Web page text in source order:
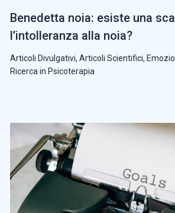
Benedetta noia: esiste una
l’intolleranza alla noia?
Articoli Divulgativi, Articoli Scientifici,
Ricerca in Psicoterapia